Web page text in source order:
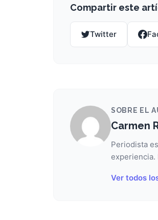
Compartir este
Twitter
SOBRE EL
Carmen
Periodista
Ver todos